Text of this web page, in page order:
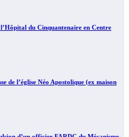
du Cinquantenaire en Centre
de l’église Néo Apostolique (ex maison